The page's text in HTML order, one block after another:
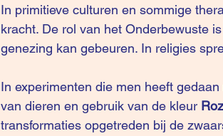
In primitieve culturen en sommige
kracht. De rol van het Onderbewuste
genezing kan gebeuren. In religies
In experimenten die men heeft
van dieren en gebruik van de kleur
transformaties opgetreden bij de